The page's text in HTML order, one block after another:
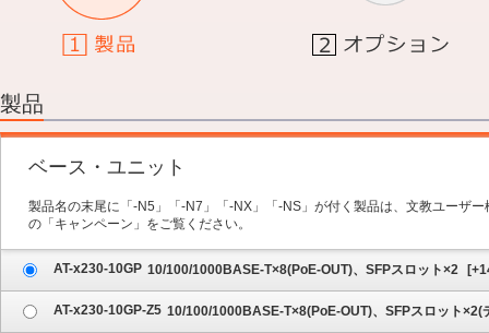
3.保守サービス
4.内容の確認
製品
ベース・ユニット
製品名の末尾に「-N5」「-N7」「-NX」「-NS」が付く製品は、文教ユーザ
の「キャンペーン」をご覧ください。
AT-x230-10GP 10/100/1000BASE-T×8(PoE-OUT)、SFPスロット×2 [
AT-x230-10GP-Z5 10/100/1000BASE-T×8(PoE-OUT)、SFPスロット×2(